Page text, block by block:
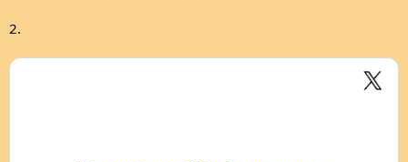
2.